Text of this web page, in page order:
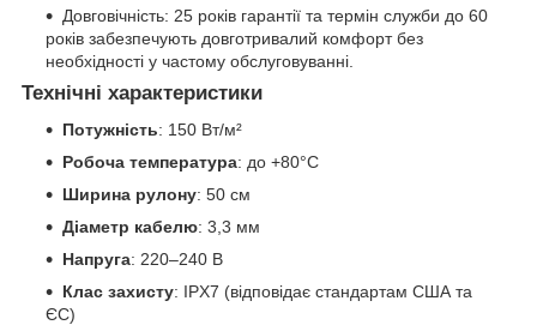
Довговічність: 25 років гарантії та термін служби до 60
років забезпечують довготривалий комфорт без
необхідності у частому обслуговуванні.
Технічні характеристики
Потужність: 150 Вт/м²
Робоча температура: до +80°C
Ширина рулону: 50 см
Діаметр кабелю: 3,3 мм
Напруга: 220–240 В
Клас захисту: IPX7 (відповідає стандартам США та
ЄС)